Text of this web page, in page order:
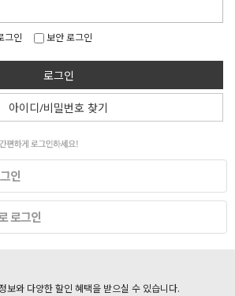
그인 보안 로그인
로그인
아이디/비밀번호 찾기
인
로그인
보와 다양한 할인 혜택을 받으실 수 있습니다.